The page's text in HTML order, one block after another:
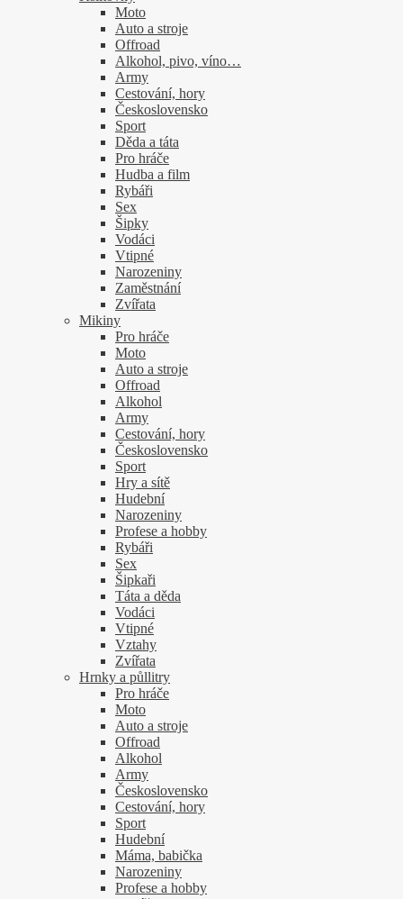
Moto
Auto a stroje
Offroad
Alkohol, pivo, víno…
Army
Cestování, hory
Československo
Sport
Děda a táta
Pro hráče
Hudba a film
Rybáři
Sex
Šipky
Vodáci
Vtipné
Narozeniny
Zaměstnání
Zvířata
Mikiny
Pro hráče
Moto
Auto a stroje
Offroad
Alkohol
Army
Cestování, hory
Československo
Sport
Hry a sítě
Hudební
Narozeniny
Profese a hobby
Rybáři
Sex
Šipkaři
Táta a děda
Vodáci
Vtipné
Vztahy
Zvířata
Hrnky a půllitry
Pro hráče
Moto
Auto a stroje
Offroad
Alkohol
Army
Československo
Cestování, hory
Sport
Hudební
Máma, babička
Narozeniny
Profese a hobby